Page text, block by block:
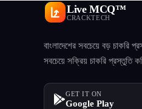
Live MCQ™
CRACKTECH
বাংলাদেশের সবচেয়ে বড় চাকরি
সবচেয়ে সক্রিয় চাকরি প্রস্তুতি
GET IT ON
Google Play